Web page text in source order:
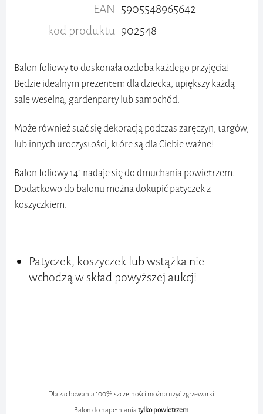
EAN 5905548965642
kod produktu 902548
Balon foliowy to doskonała ozdoba każdego przyjęcia!
Będzie idealnym prezentem dla dziecka, upiększy każdą
salę weselną, gardenparty lub samochód.
Może również stać się dekoracją podczas zaręczyn, targów,
lub innych uroczystości, które są dla Ciebie ważne!
Balon foliowy 14" nadaje się do dmuchania powietrzem.
Dodatkowo do balonu można dokupić patyczek z
koszyczkiem.
Patyczek, koszyczek lub wstążka nie
wchodzą w skład powyższej aukcji
Dla zachowania 100% szczelności można użyć zgrzewarki.
Balon do napełnianiatylkopowietrzem.